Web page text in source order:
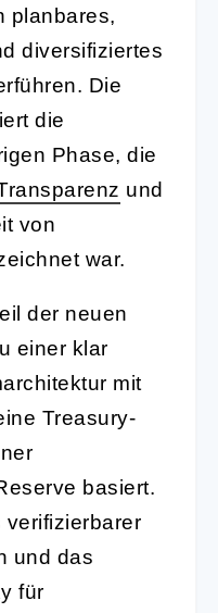
planbares,
diversifiziertes
Die
die
Phase, die
und
von
war.
der neuen
einer klar
mit
Treasury-
basiert.
verifizierbarer
und das
für